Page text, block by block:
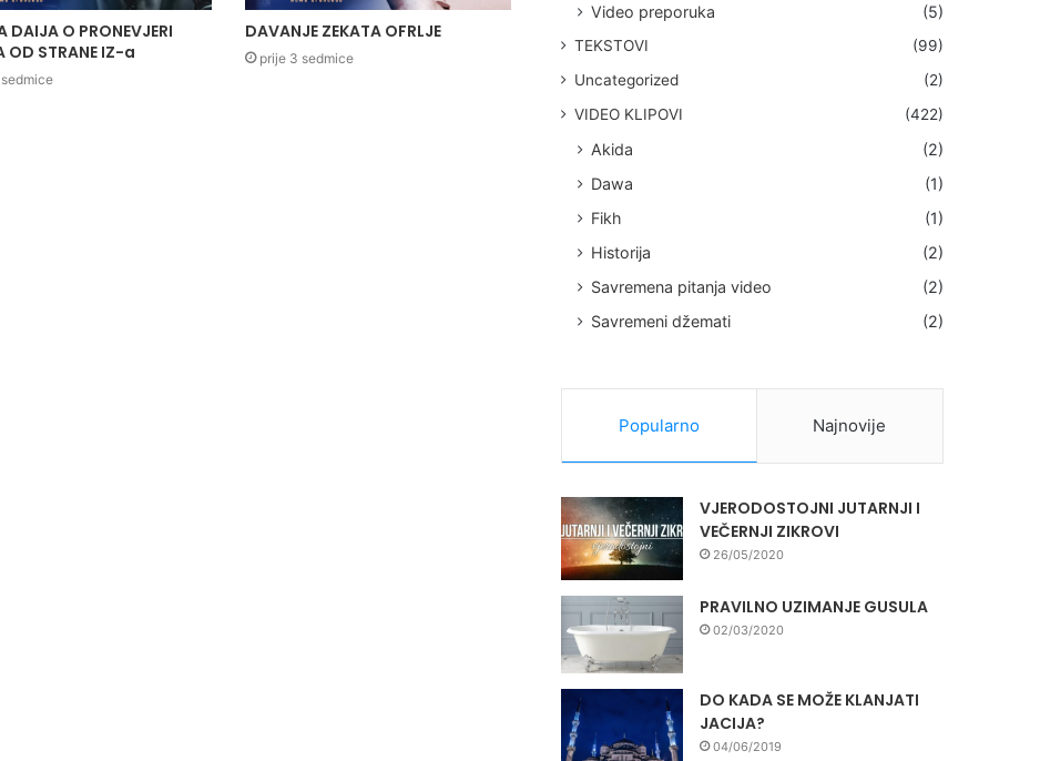
DAIJA O PRONEVJERI
OD STRANE IZ-a
DAVANJE ZEKATA OFRLJE
prije 3 sedmice
Video preporuka
(5)
TEKSTOVI
(99)
Uncategorized
(2)
VIDEO KLIPOVI
(422)
Akida
(2)
Dawa
(1)
Fikh
(1)
Historija
(2)
Savremena pitanja video
(2)
Savremeni džemati
(2)
Popularno Najnovije
VJERODOSTOJNI JUTARNJI I
VEČERNJI ZIKROVI
26/05/2020
PRAVILNO UZIMANJE GUSULA
02/03/2020
DO KADA SE MOŽE KLANJATI
JACIJA?
04/06/2019